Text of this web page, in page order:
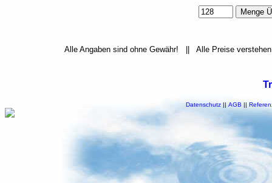
Alle Angaben sind ohne Gewähr! || Alle Preise
Datenschutz||AGB||